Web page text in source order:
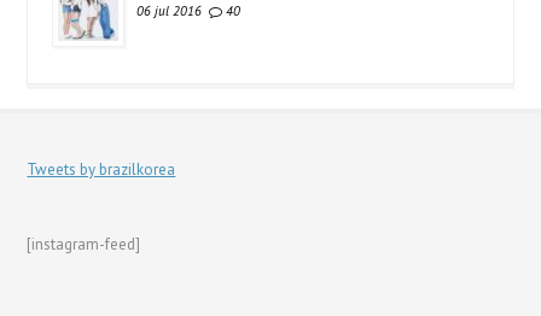
06 jul 2016 40
Tweets by brazilkorea
[instagram-feed]